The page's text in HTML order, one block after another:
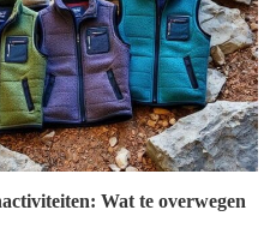
Wat te overwegen